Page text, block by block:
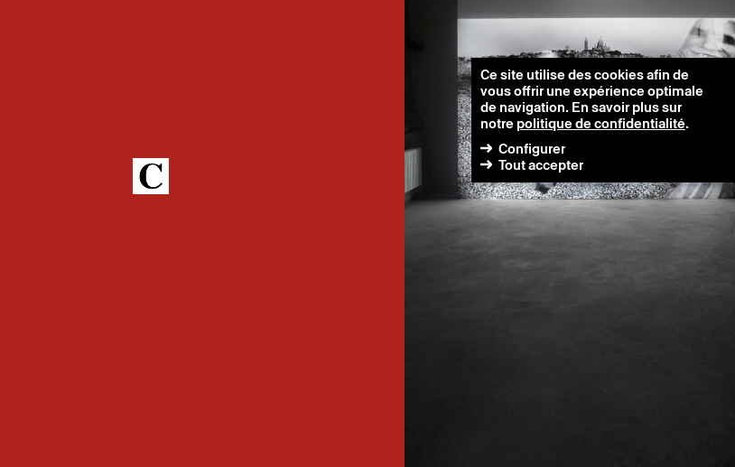
Ce site utilise des cookies afin de
vous offrir une expérience optimale
de navigation. En savoir plus sur
notrepolitique de confidentialité.
Configurer
Tout accepter